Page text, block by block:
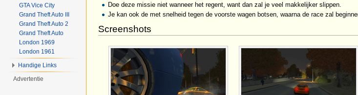
Doe deze missie niet wanneer het regent, want dan zal je veel makkelijker slippen.
Je kan ook de met snelheid tegen de voorste wagen botsen, waarna de race zal
Screenshots
GTA Vice City
Grand Theft Auto III
Grand Theft Auto 2
Grand Theft Auto
London 1969
London 1961
Handige Links
Advertentie